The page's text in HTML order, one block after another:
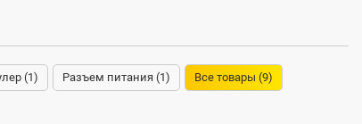
(1) Разъем питания (1) Все товары (9)